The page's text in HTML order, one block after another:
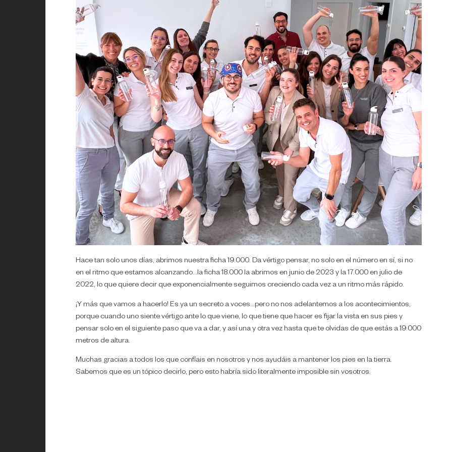
Hace tan solo unos días, abrimos nuestra ficha 19.000. Da vértigo pensar, no solo en el número en sí, si no
en el ritmo que estamos alcanzando…la ficha 18.000 la abrimos en junio de 2023 y la 17.000 en julio de
2022, lo que quiere decir que exponencialmente seguimos creciendo cada vez a un ritmo más rápido.
¡Y más que vamos a hacerlo! Es ya un secreto a voces…pero no nos adelantemos a los acontecimientos,
porque cuando uno siente vértigo ante lo que viene, lo que tiene que hacer es fijar la vista en sus pies y
pensar solo en el siguiente paso que va a dar, y así una y otra vez hasta que te olvidas de que estás a 19.000
metros de altura.
Muchas gracias a todos los que confíais en nosotros y nos ayudáis a mantener los pies en la tierra.
Sabemos que es un tópico decirlo, pero esto habría sido literalmente imposible sin vosotros.